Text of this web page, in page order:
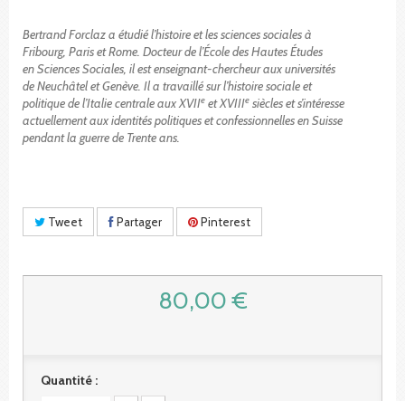
Bertrand Forclaz a étudié l’histoire et les sciences sociales à
Fribourg, Paris et Rome. Docteur de l’École des Hautes Études
en Sciences Sociales, il est enseignant-chercheur aux universités
de Neuchâtel et Genève. Il a travaillé sur l’histoire sociale et
politique de l’Italie centrale aux XVIIe et XVIIIe siècles et s’intéresse
actuellement aux identités politiques et confessionnelles en Suisse
pendant la guerre de Trente ans.
Tweet Partager Pinterest
80,00 €
Quantité :